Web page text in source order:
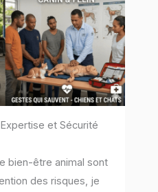
et Sécurité
bien-être animal sont
des risques, je